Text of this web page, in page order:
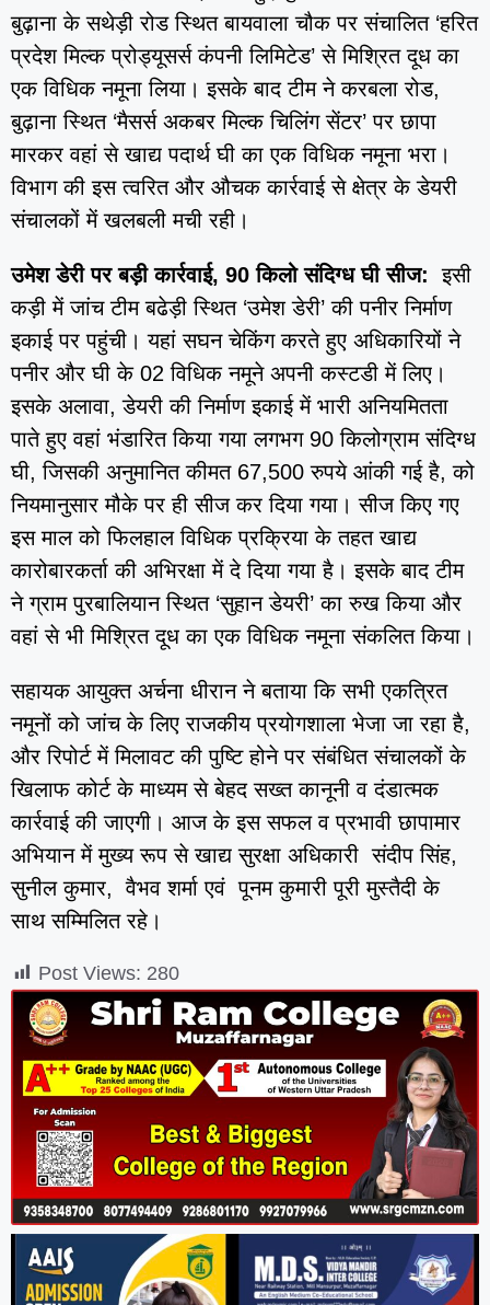
बुढ़ाना के सथेड़ी रोड स्थित बायवाला चौक पर संचालित ‘हरित
प्रदेश मिल्क प्रोड्यूसर्स कंपनी लिमिटेड’ से मिश्रित दूध का
एक विधिक नमूना लिया। इसके बाद टीम ने करबला रोड,
बुढ़ाना स्थित ‘मैसर्स अकबर मिल्क चिलिंग सेंटर’ पर छापा
मारकर वहां से खाद्य पदार्थ घी का एक विधिक नमूना भरा।
विभाग की इस त्वरित और औचक कार्रवाई से क्षेत्र के डेयरी
संचालकों में खलबली मची रही।
उमेश डेरी पर बड़ी कार्रवाई, 90 किलो संदिग्ध घी सीज: इसी
कड़ी में जांच टीम बढेड़ी स्थित ‘उमेश डेरी’ की पनीर निर्माण
इकाई पर पहुंची। यहां सघन चेकिंग करते हुए अधिकारियों ने
पनीर और घी के 02 विधिक नमूने अपनी कस्टडी में लिए।
इसके अलावा, डेयरी की निर्माण इकाई में भारी अनियमितता
पाते हुए वहां भंडारित किया गया लगभग 90 किलोग्राम संदिग्ध
घी, जिसकी अनुमानित कीमत 67,500 रुपये आंकी गई है, को
नियमानुसार मौके पर ही सीज कर दिया गया। सीज किए गए
इस माल को फिलहाल विधिक प्रक्रिया के तहत खाद्य
कारोबारकर्ता की अभिरक्षा में दे दिया गया है। इसके बाद टीम
ने ग्राम पुरबालियान स्थित ‘सुहान डेयरी’ का रुख किया और
वहां से भी मिश्रित दूध का एक विधिक नमूना संकलित किया।
सहायक आयुक्त अर्चना धीरान ने बताया कि सभी एकत्रित
नमूनों को जांच के लिए राजकीय प्रयोगशाला भेजा जा रहा है,
और रिपोर्ट में मिलावट की पुष्टि होने पर संबंधित संचालकों के
खिलाफ कोर्ट के माध्यम से बेहद सख्त कानूनी व दंडात्मक
कार्रवाई की जाएगी। आज के इस सफल व प्रभावी छापामार
अभियान में मुख्य रूप से खाद्य सुरक्षा अधिकारी संदीप सिंह,
सुनील कुमार, वैभव शर्मा एवं पूनम कुमारी पूरी मुस्तैदी के
साथ सम्मिलित रहे।
Post Views: 280